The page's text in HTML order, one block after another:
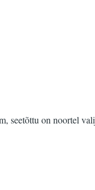
seetõttu on noortel